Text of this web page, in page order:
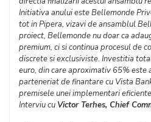
Initiativa anului este Bellemonde
tot in Pipera, vizavi de ansamblul
proiect, Bellemonde nu doar ca
premium, ci si continua procesul de
discrete si exclusiviste. Investitia
euro, din care aproximativ 65%
parteneriat de finantare cu Vista
premisele unei implementari
Interviu cu Victor Terhes, Chief